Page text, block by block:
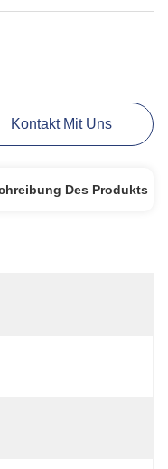
Kontakt Mit Uns
Des Produkts